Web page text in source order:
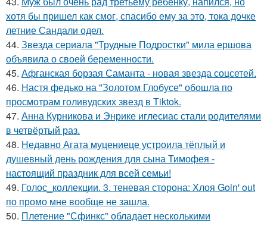
хотя бы пришел как смог, спасибо ему за это, тока дочке
летние Сандали одел.
44. Звезда сериала "Трудные Подростки" мила ершова
объявила о своей беременности.
45. Афганская борзая Саманта - новая звезда соцсетей.
46. Настя федько на "Золотом Глобусе" обошла по
просмотрам голивудских звезд в Tiktok.
47. Анна Курникова и Энрике иглесиас стали родителями
в четвёртый раз.
48. Недавно Агата муцениеце устроила тёплый и
душевный день рождения для сына Тимофея -
настоящий праздник для всей семьи!
49. Голос_коллекции. 3. теневая сторона: Хлоя Goin' out
по промо мне вообще не зашла.
50. Плетение "Сфинкс" обладает несколькими